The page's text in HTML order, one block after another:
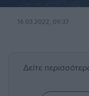
16.03.2022, 09:37
Δείτε